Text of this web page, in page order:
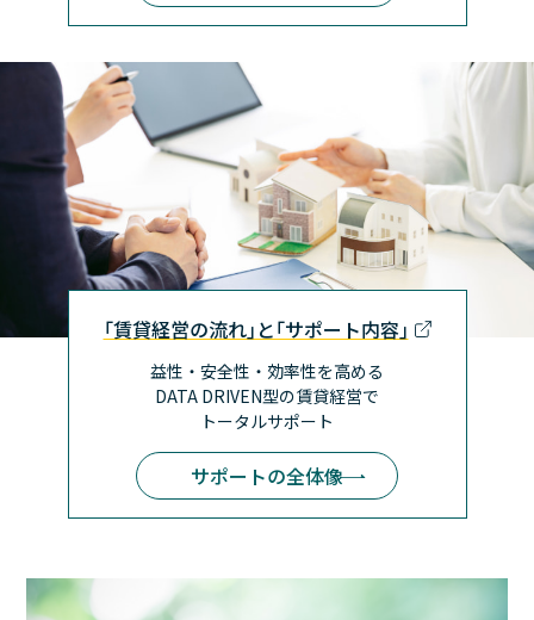
｢賃貸経営の流れ｣と｢サポート内容｣
益性・安全性・効率性を高める
DATA DRIVEN型の賃貸経営で
トータルサポート
サポートの全体像